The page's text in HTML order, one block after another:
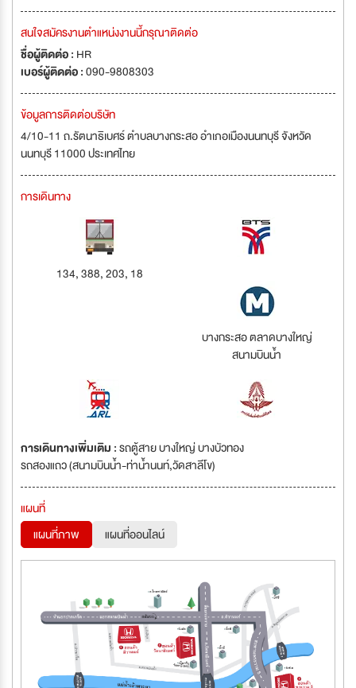
สนใจสมัครงานตำแหน่งงานนี้กรุณาติดต่อ
ชื่อผู้ติดต่อ : HR
เบอร์ผู้ติดต่อ :090-9808303
ข้อมูลการติดต่อบริษัท
4/10-11 ถ.รัตนาธิเบศร์ ตำบลบางกระสอ อำเภอเมืองนนทบุรี จังหวัด
นนทบุรี 11000 ประเทศไทย
การเดินทาง
134, 388, 203, 18
บางกระสอ ตลาดบางใหญ่
สนามบินน้ำ
การเดินทางเพิ่มเติม :รถตู้สาย บางใหญ่ บางบัวทอง
รถสองแถว (สนามบินน้ำ-ท่าน้ำนนท์,วัดสาลีโข)
แผนที่
แผนที่ภาพ
แผนที่ออนไลน์